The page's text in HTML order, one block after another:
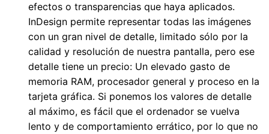
efectos o transparencias que haya aplicados.
InDesign permite representar todas las imágenes
con un gran nivel de detalle, limitado sólo por la
calidad y resolución de nuestra pantalla, pero ese
detalle tiene un precio: Un elevado gasto de
memoria RAM, procesador general y proceso en la
tarjeta gráfica. Si ponemos los valores de detalle
al máximo, es fácil que el ordenador se vuelva
lento y de comportamiento errático, por lo que no